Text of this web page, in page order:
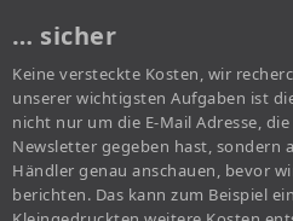
… sicher
Keine versteckte Kosten, wir
unserer wichtigsten Aufgaben ist
nicht nur um die E-Mail Adresse,
Newsletter gegeben hast, sondern
Händler genau anschauen, bevor
berichten. Das kann zum Beispiel